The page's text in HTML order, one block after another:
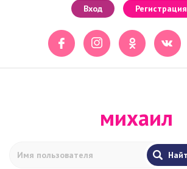
Вход Регистрация
михаил